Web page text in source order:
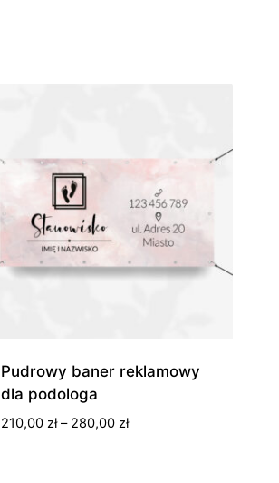
Pudrowy baner reklamowy
dla podologa
210,00 zł – 280,00 złZakres